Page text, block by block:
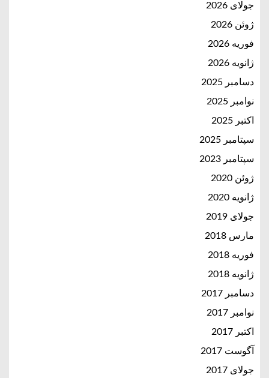
جولای 2026
ژوئن 2026
فوریه 2026
ژانویه 2026
دسامبر 2025
نوامبر 2025
اکتبر 2025
سپتامبر 2025
سپتامبر 2023
ژوئن 2020
ژانویه 2020
جولای 2019
مارس 2018
فوریه 2018
ژانویه 2018
دسامبر 2017
نوامبر 2017
اکتبر 2017
آگوست 2017
جولای 2017